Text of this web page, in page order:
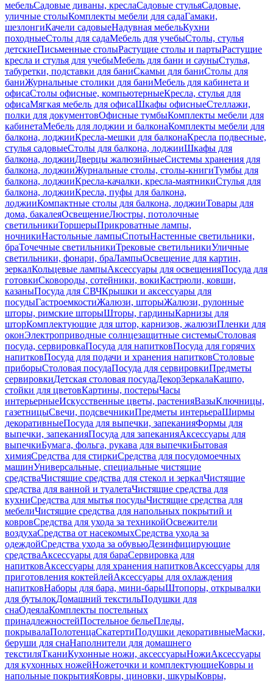
мебельСадовые диваны, креслаСадовые стульяСадовые,
уличные столыКомплекты мебели для садаГамаки,
шезлонгиКачели садовыеНадувная мебельКухни
походныеСтолы для садаМебель для учебыСтолы, стулья
детскиеПисьменные столыРастущие столы и партыРастущие
кресла и стулья для учебыМебель для бани и сауныСтулья,
табуретки, подставки для баниСкамьи для баниСтолы для
баниЖурнальные столики для баниМебель для кабинета и
офисаСтолы офисные, компьютерныеКресла, стулья для
офисаМягкая мебель для офисаШкафы офисныеСтеллажи,
полки для документовОфисные тумбыКомплекты мебели для
кабинетаМебель для лоджии и балконаКомплекты мебели для
балкона, лоджииКресла-мешки для балконаКресла подвесные,
стулья садовыеСтолы для балкона, лоджииШкафы для
балкона, лоджииДверцы жалюзийныеСистемы хранения для
балкона, лоджииЖурнальные столы, столы-книгиТумбы для
балкона, лоджииКресла-качалки, кресла-маятникиСтулья для
балкона, лоджииКресла, пуфы для балкона,
лоджииКомпактные столы для балкона, лоджииТовары для
дома, бакалеяОсвещениеЛюстры, потолочные
светильникиТоршерыПрикроватные лампы,
ночникиНастольные лампыСпотыНастенные светильники,
браТочечные светильникиТрековые светильникиУличные
светильники, фонари, браЛампыОсвещение для картин,
зеркалКольцевые лампыАксессуары для освещенияПосуда для
готовкиСковороды, сотейники, вокиКастрюли, ковши,
казаныПосуда для СВЧКрышки и аксессуары для
посудыГастроемкостиЖалюзи, шторыЖалюзи, рулонные
шторы, римские шторыШторы, гардиныКарнизы для
шторКомплектующие для штор, карнизов, жалюзиПленки для
оконЭлектроприводные солнцезащитные системыСтоловая
посуда, сервировкаПосуда для напитковПосуда для горячих
напитковПосуда для подачи и хранения напитковСтоловые
приборыСтоловая посудаПосуда для сервировкиПредметы
сервировкиДетская столовая посудаДекорЗеркалаКашпо,
стойки для цветовКартины, постерыЧасы
интерьерныеИскусственные цветы, растенияВазыКлючницы,
газетницыСвечи, подсвечникиПредметы интерьераШирмы
декоративныеПосуда для выпечки, запеканияФормы для
выпечки, запеканияПосуда для запеканияАксессуары для
выпечкиБумага, фольга, рукава для выпечкиБытовая
химияСредства для стиркиСредства для посудомоечных
машинУниверсальные, специальные чистящие
средстваЧистящие средства для стекол и зеркалЧистящие
средства для ванной и туалетаЧистящие средства для
кухниСредства для мытья посудыЧистящие средства для
мебелиЧистящие средства для напольных покрытий и
ковровСредства для ухода за техникойОсвежители
воздухаСредства от насекомыхСредства ухода за
одеждойСредства ухода за обувьюДезинфицирующие
средстваАксессуары для бараСервировка для
напитковАксессуары для хранения напитковАксессуары для
приготовления коктейлейАксессуары для охлаждения
напитковНаборы для бара, мини-барыШтопоры, открывалки
для бутылокДомашний текстильПодушки для
снаОдеялаКомплекты постельных
принадлежностейПостельное бельеПледы,
покрывалаПолотенцаСкатертиПодушки декоративныеМаски,
беруши для снаНаполнители для домашнего
текстиляТканиКухонные ножи, аксессуарыНожиАксессуары
для кухонных ножейНожеточки и комплектующиеКовры и
напольные покрытияКовры, циновки, шкурыКовры,